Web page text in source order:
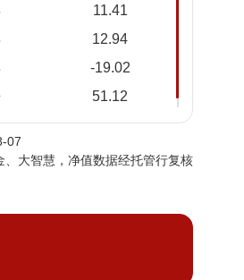
11.41
12.94
-19.02
51.12
1.4603
07
、大智慧，净值数据经托管行复核